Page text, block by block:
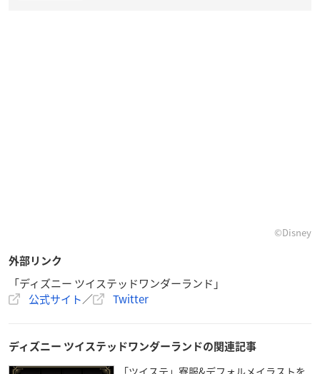
©︎Disney
外部リンク
「ディズニー ツイステッドワンダーランド」
公式サイト／ Twitter
ディズニー ツイステッドワンダーランドの関連記事